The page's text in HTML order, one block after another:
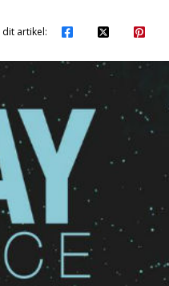
dit artikel: